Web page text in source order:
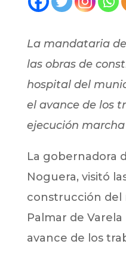
La mandataria
las obras de
hospital del
el avance de los
ejecución marcha
La gobernadora
Noguera, visitó
construcción del
Palmar de
avance de los